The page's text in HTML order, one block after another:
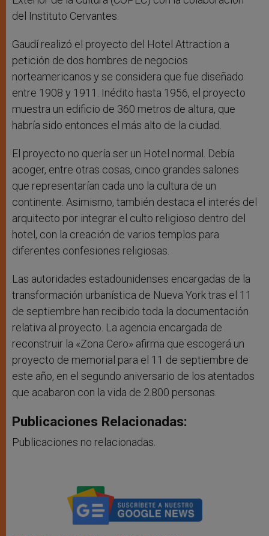
del Instituto Cervantes.
Gaudí realizó el proyecto del Hotel Attraction a
petición de dos hombres de negocios
norteamericanos y se considera que fue diseñado
entre 1908 y 1911. Inédito hasta 1956, el proyecto
muestra un edificio de 360 metros de altura, que
habría sido entonces el más alto de la ciudad.
El proyecto no quería ser un Hotel normal. Debía
acoger, entre otras cosas, cinco grandes salones
que representarían cada uno la cultura de un
continente. Asimismo, también destaca el interés del
arquitecto por integrar el culto religioso dentro del
hotel, con la creación de varios templos para
diferentes confesiones religiosas.
Las autoridades estadounidenses encargadas de la
transformación urbanística de Nueva York tras el 11
de septiembre han recibido toda la documentación
relativa al proyecto. La agencia encargada de
reconstruir la «Zona Cero» afirma que escogerá un
proyecto de memorial para el 11 de septiembre de
este año, en el segundo aniversario de los atentados
que acabaron con la vida de 2.800 personas.
Publicaciones Relacionadas:
Publicaciones no relacionadas.